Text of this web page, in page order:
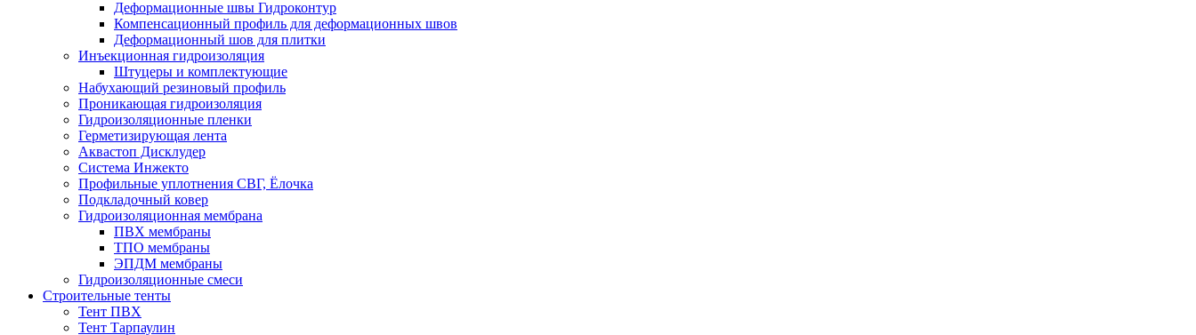
Деформационные швы Гидроконтур
Компенсационный профиль для деформационных швов
Деформационный шов для плитки
Инъекционная гидроизоляция
Штуцеры и комплектующие
Набухающий резиновый профиль
Проникающая гидроизоляция
Гидроизоляционные пленки
Герметизирующая лента
Аквастоп Дисклудер
Система Инжекто
Профильные уплотнения СВГ, Ёлочка
Подкладочный ковер
Гидроизоляционная мембрана
ПВХ мембраны
ТПО мембраны
ЭПДМ мембраны
Гидроизоляционные смеси
Строительные тенты
Тент ПВХ
Тент Тарпаулин